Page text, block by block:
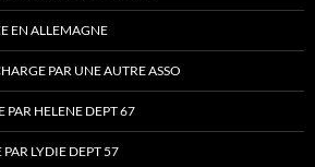
EN ALLEMAGNE
PAR UNE AUTRE ASSO
PAR HELENE DEPT 67
LYDIE DEPT 57